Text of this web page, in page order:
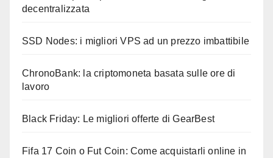
decentralizzata
SSD Nodes: i migliori VPS ad un prezzo imbattibile
ChronoBank: la criptomoneta basata sulle ore di
lavoro
Black Friday: Le migliori offerte di GearBest
Fifa 17 Coin o Fut Coin: Come acquistarli online in